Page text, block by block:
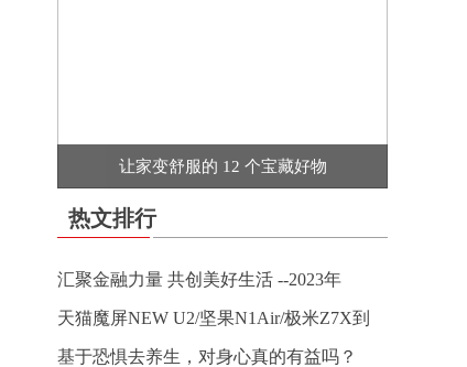
让家变舒服的 12 个宝藏好物
热文排行
汇聚金融力量 共创美好生活 --2023年
天猫魔屏NEW U2/坚果N1Air/极米Z7X到
基于恐惧去养生，对身心真的有益吗？